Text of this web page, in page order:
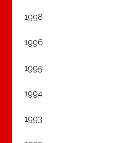
1998
1996
1995
1994
1993